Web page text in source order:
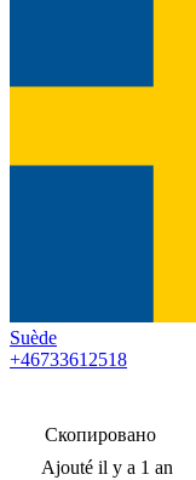
Suède
+46733612518
Скопировано
Ajouté il y a 1 an